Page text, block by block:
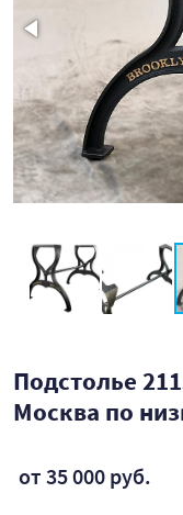
Подстолье
Москва по
от 35 000 руб.